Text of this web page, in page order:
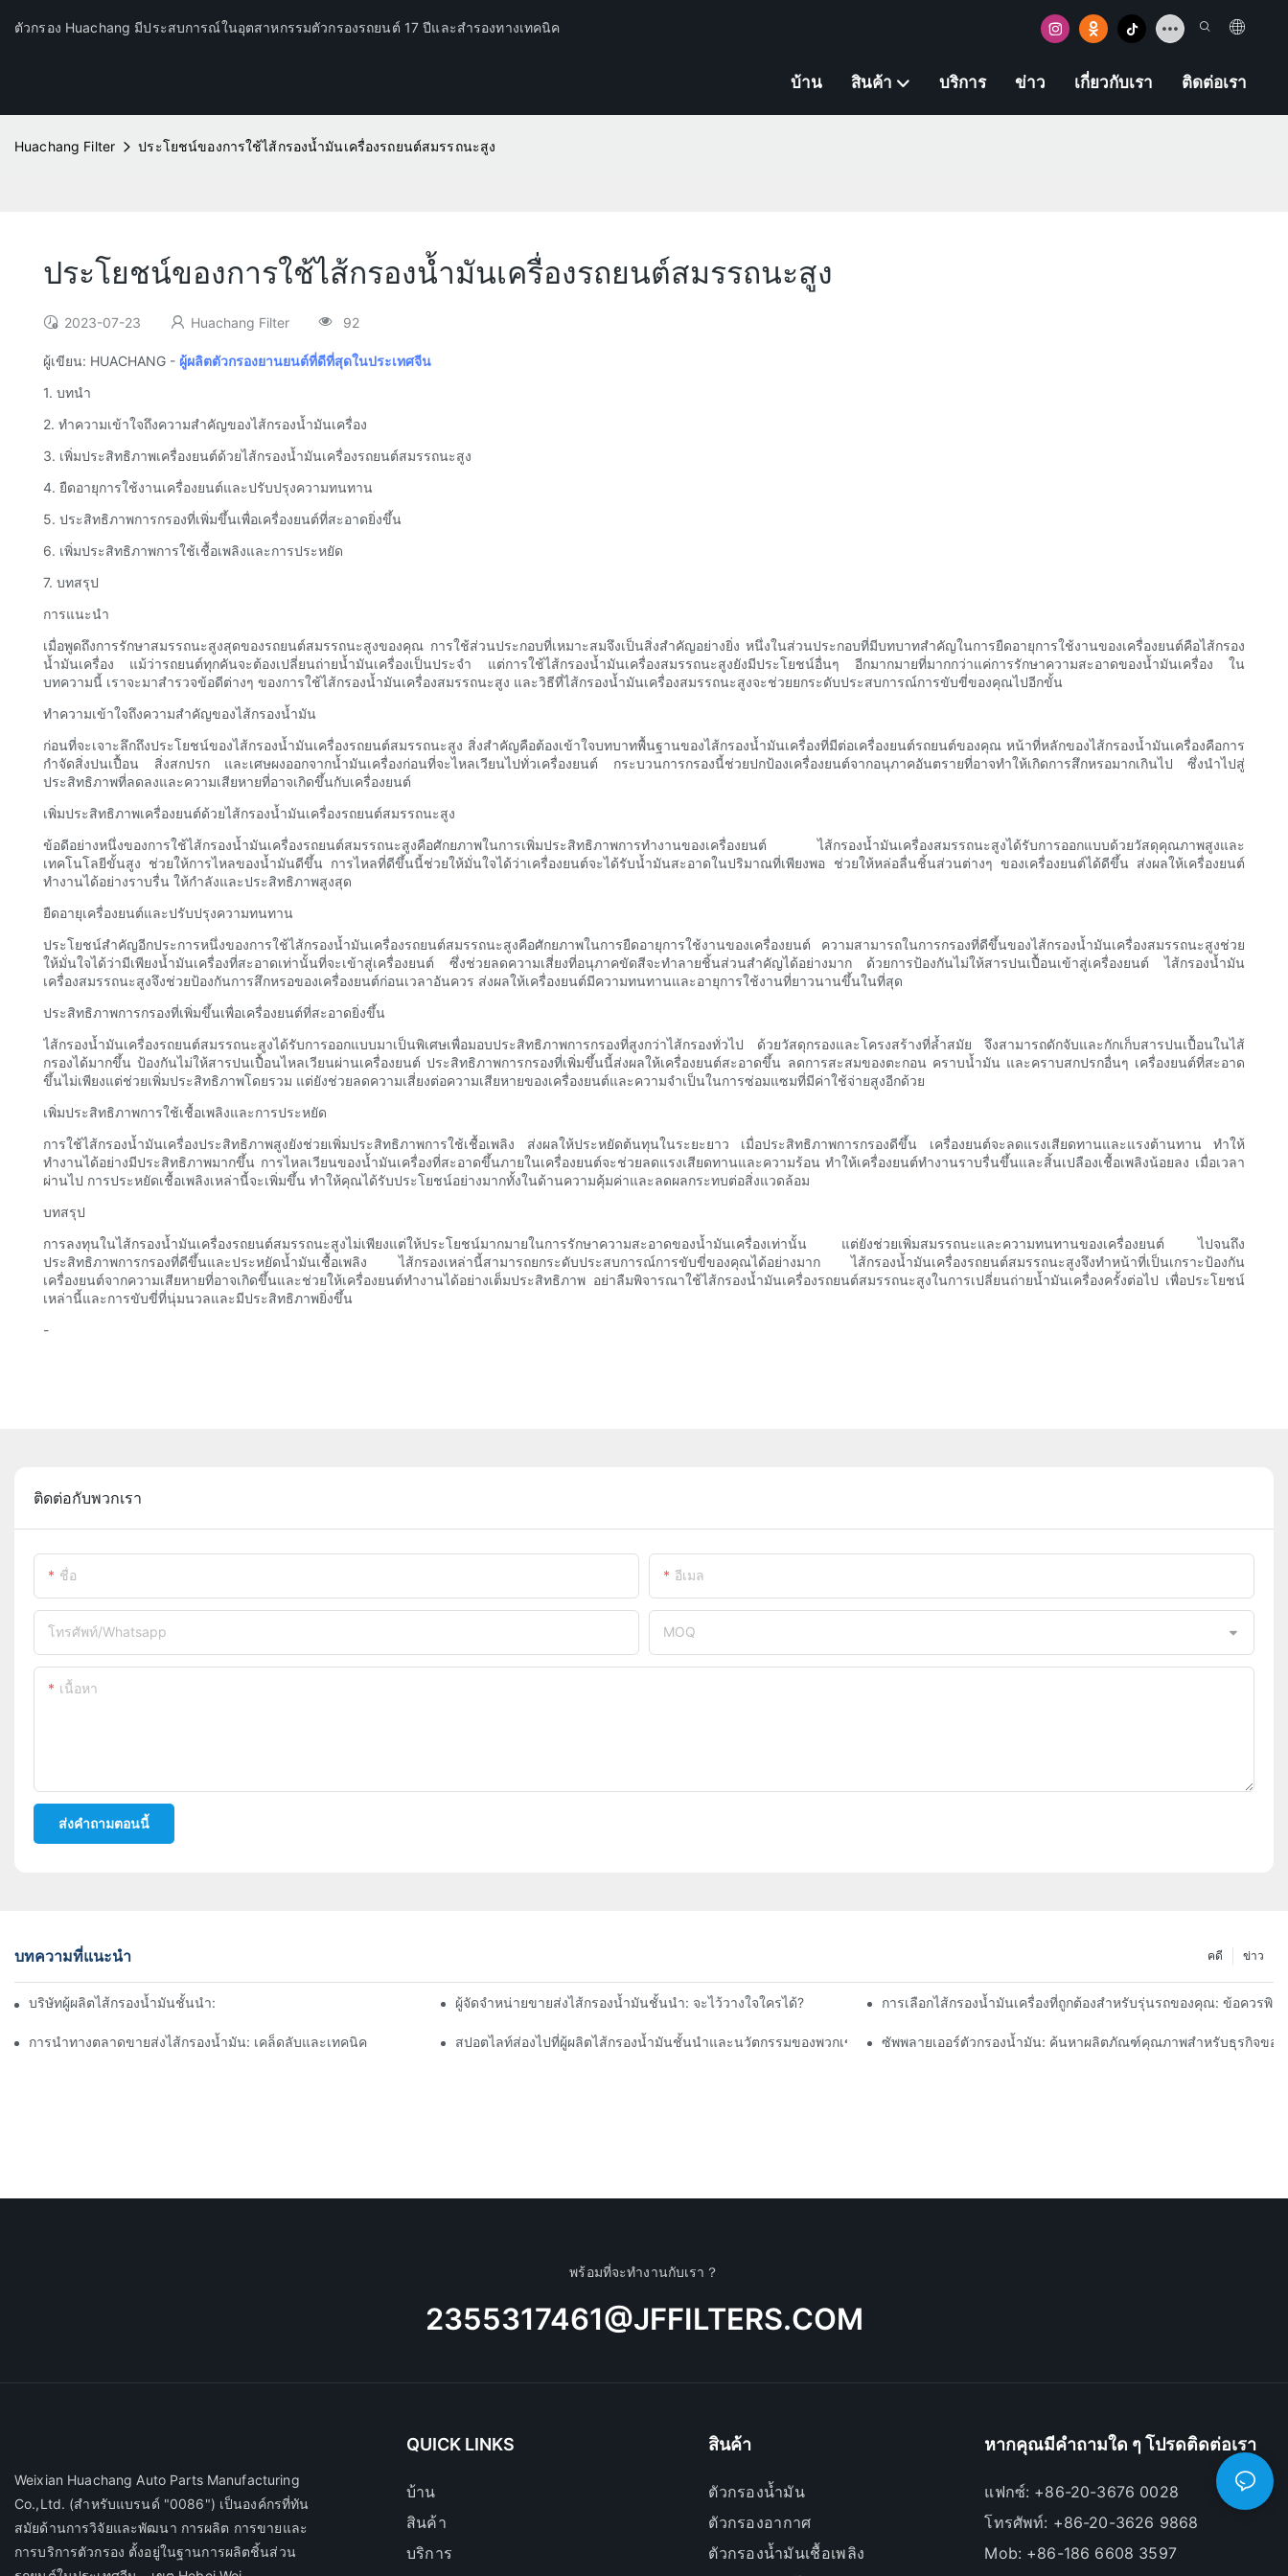
ตัวกรอง Huachang มีประสบการณ์ในอุตสาหกรรมตัวกรองรถยนต์ 17 ปีและสำรองทางเทคนิค
บ้าน สินค้า บริการ ข่าว เกี่ยวกับเรา ติดต่อเรา
Huachang Filter ประโยชน์ของการใช้ไส้กรองน้ำมันเครื่องรถยนต์สมรรถนะสูง
ประโยชน์ของการใช้ไส้กรองน้ำมันเครื่องรถยนต์สมรรถนะสูง
2023-07-23 Huachang Filter 92
ผู้เขียน: HUACHANG - ผู้ผลิตตัวกรองยานยนต์ที่ดีที่สุดในประเทศจีน
1. บทนำ
2. ทำความเข้าใจถึงความสำคัญของไส้กรองน้ำมันเครื่อง
3. เพิ่มประสิทธิภาพเครื่องยนต์ด้วยไส้กรองน้ำมันเครื่องรถยนต์สมรรถนะสูง
4. ยืดอายุการใช้งานเครื่องยนต์และปรับปรุงความทนทาน
5. ประสิทธิภาพการกรองที่เพิ่มขึ้นเพื่อเครื่องยนต์ที่สะอาดยิ่งขึ้น
6. เพิ่มประสิทธิภาพการใช้เชื้อเพลิงและการประหยัด
7. บทสรุป
การแนะนำ
เมื่อพูดถึงการรักษาสมรรถนะสูงสุดของรถยนต์สมรรถนะสูงของคุณ การใช้ส่วนประกอบที่เหมาะสมจึงเป็นสิ่งสำคัญอย่างยิ่ง หนึ่งในส่วนประกอบที่มีบทบาทสำคัญในการยืดอายุการใช้งานของเครื่องยนต์คือไส้กรอง
น้ำมันเครื่อง แม้ว่ารถยนต์ทุกคันจะต้องเปลี่ยนถ่ายน้ำมันเครื่องเป็นประจำ แต่การใช้ไส้กรองน้ำมันเครื่องสมรรถนะสูงยังมีประโยชน์อื่นๆ อีกมากมายที่มากกว่าแค่การรักษาความสะอาดของน้ำมันเครื่อง ใน
บทความนี้ เราจะมาสำรวจข้อดีต่างๆ ของการใช้ไส้กรองน้ำมันเครื่องสมรรถนะสูง และวิธีที่ไส้กรองน้ำมันเครื่องสมรรถนะสูงจะช่วยยกระดับประสบการณ์การขับขี่ของคุณไปอีกขั้น
ทำความเข้าใจถึงความสำคัญของไส้กรองน้ำมัน
ก่อนที่จะเจาะลึกถึงประโยชน์ของไส้กรองน้ำมันเครื่องรถยนต์สมรรถนะสูง สิ่งสำคัญคือต้องเข้าใจบทบาทพื้นฐานของไส้กรองน้ำมันเครื่องที่มีต่อเครื่องยนต์รถยนต์ของคุณ หน้าที่หลักของไส้กรองน้ำมันเครื่องคือการ
กำจัดสิ่งปนเปื้อน สิ่งสกปรก และเศษผงออกจากน้ำมันเครื่องก่อนที่จะไหลเวียนไปทั่วเครื่องยนต์ กระบวนการกรองนี้ช่วยปกป้องเครื่องยนต์จากอนุภาคอันตรายที่อาจทำให้เกิดการสึกหรอมากเกินไป ซึ่งนำไปสู่
ประสิทธิภาพที่ลดลงและความเสียหายที่อาจเกิดขึ้นกับเครื่องยนต์
เพิ่มประสิทธิภาพเครื่องยนต์ด้วยไส้กรองน้ำมันเครื่องรถยนต์สมรรถนะสูง
ข้อดีอย่างหนึ่งของการใช้ไส้กรองน้ำมันเครื่องรถยนต์สมรรถนะสูงคือศักยภาพในการเพิ่มประสิทธิภาพการทำงานของเครื่องยนต์ ไส้กรองน้ำมันเครื่องสมรรถนะสูงได้รับการออกแบบด้วยวัสดุคุณภาพสูงและ
เทคโนโลยีขั้นสูง ช่วยให้การไหลของน้ำมันดีขึ้น การไหลที่ดีขึ้นนี้ช่วยให้มั่นใจได้ว่าเครื่องยนต์จะได้รับน้ำมันสะอาดในปริมาณที่เพียงพอ ช่วยให้หล่อลื่นชิ้นส่วนต่างๆ ของเครื่องยนต์ได้ดีขึ้น ส่งผลให้เครื่องยนต์
ทำงานได้อย่างราบรื่น ให้กำลังและประสิทธิภาพสูงสุด
ยืดอายุเครื่องยนต์และปรับปรุงความทนทาน
ประโยชน์สำคัญอีกประการหนึ่งของการใช้ไส้กรองน้ำมันเครื่องรถยนต์สมรรถนะสูงคือศักยภาพในการยืดอายุการใช้งานของเครื่องยนต์ ความสามารถในการกรองที่ดีขึ้นของไส้กรองน้ำมันเครื่องสมรรถนะสูงช่วย
ให้มั่นใจได้ว่ามีเพียงน้ำมันเครื่องที่สะอาดเท่านั้นที่จะเข้าสู่เครื่องยนต์ ซึ่งช่วยลดความเสี่ยงที่อนุภาคขัดสีจะทำลายชิ้นส่วนสำคัญได้อย่างมาก ด้วยการป้องกันไม่ให้สารปนเปื้อนเข้าสู่เครื่องยนต์ ไส้กรองน้ำมัน
เครื่องสมรรถนะสูงจึงช่วยป้องกันการสึกหรอของเครื่องยนต์ก่อนเวลาอันควร ส่งผลให้เครื่องยนต์มีความทนทานและอายุการใช้งานที่ยาวนานขึ้นในที่สุด
ประสิทธิภาพการกรองที่เพิ่มขึ้นเพื่อเครื่องยนต์ที่สะอาดยิ่งขึ้น
ไส้กรองน้ำมันเครื่องรถยนต์สมรรถนะสูงได้รับการออกแบบมาเป็นพิเศษเพื่อมอบประสิทธิภาพการกรองที่สูงกว่าไส้กรองทั่วไป ด้วยวัสดุกรองและโครงสร้างที่ล้ำสมัย จึงสามารถดักจับและกักเก็บสารปนเปื้อนในไส้
กรองได้มากขึ้น ป้องกันไม่ให้สารปนเปื้อนไหลเวียนผ่านเครื่องยนต์ ประสิทธิภาพการกรองที่เพิ่มขึ้นนี้ส่งผลให้เครื่องยนต์สะอาดขึ้น ลดการสะสมของตะกอน คราบน้ำมัน และคราบสกปรกอื่นๆ เครื่องยนต์ที่สะอาด
ขึ้นไม่เพียงแต่ช่วยเพิ่มประสิทธิภาพโดยรวม แต่ยังช่วยลดความเสี่ยงต่อความเสียหายของเครื่องยนต์และความจำเป็นในการซ่อมแซมที่มีค่าใช้จ่ายสูงอีกด้วย
เพิ่มประสิทธิภาพการใช้เชื้อเพลิงและการประหยัด
การใช้ไส้กรองน้ำมันเครื่องประสิทธิภาพสูงยังช่วยเพิ่มประสิทธิภาพการใช้เชื้อเพลิง ส่งผลให้ประหยัดต้นทุนในระยะยาว เมื่อประสิทธิภาพการกรองดีขึ้น เครื่องยนต์จะลดแรงเสียดทานและแรงต้านทาน ทำให้
ทำงานได้อย่างมีประสิทธิภาพมากขึ้น การไหลเวียนของน้ำมันเครื่องที่สะอาดขึ้นภายในเครื่องยนต์จะช่วยลดแรงเสียดทานและความร้อน ทำให้เครื่องยนต์ทำงานราบรื่นขึ้นและสิ้นเปลืองเชื้อเพลิงน้อยลง เมื่อเวลา
ผ่านไป การประหยัดเชื้อเพลิงเหล่านี้จะเพิ่มขึ้น ทำให้คุณได้รับประโยชน์อย่างมากทั้งในด้านความคุ้มค่าและลดผลกระทบต่อสิ่งแวดล้อม
บทสรุป
การลงทุนในไส้กรองน้ำมันเครื่องรถยนต์สมรรถนะสูงไม่เพียงแต่ให้ประโยชน์มากมายในการรักษาความสะอาดของน้ำมันเครื่องเท่านั้น แต่ยังช่วยเพิ่มสมรรถนะและความทนทานของเครื่องยนต์ ไปจนถึง
ประสิทธิภาพการกรองที่ดีขึ้นและประหยัดน้ำมันเชื้อเพลิง ไส้กรองเหล่านี้สามารถยกระดับประสบการณ์การขับขี่ของคุณได้อย่างมาก ไส้กรองน้ำมันเครื่องรถยนต์สมรรถนะสูงจึงทำหน้าที่เป็นเกราะป้องกัน
เครื่องยนต์จากความเสียหายที่อาจเกิดขึ้นและช่วยให้เครื่องยนต์ทำงานได้อย่างเต็มประสิทธิภาพ อย่าลืมพิจารณาใช้ไส้กรองน้ำมันเครื่องรถยนต์สมรรถนะสูงในการเปลี่ยนถ่ายน้ำมันเครื่องครั้งต่อไป เพื่อประโยชน์
เหล่านี้และการขับขี่ที่นุ่มนวลและมีประสิทธิภาพยิ่งขึ้น
-
ติดต่อกับพวกเรา
ชื่อ อีเมล
โทรศัพท์/whatsapp MOQ
เนื้อหา
ส่งคำถามตอนนี้
บทความที่แนะนำ ข่าว
คดี
บริษัทผู้ผลิตไส้กรองน้ำมันชั้นนำ: ภาพรวมที่ครอบคลุม ผู้จัดจำหน่ายขายส่งไส้กรองน้ำมันชั้นนำ: จะไว้วางใจใครได้? การเลือกไส้กรองน้ำมันเครื่องที่ถูกต้องสำหรับรุ่นรถของคุณ: ข้อควรพิ
การนำทางตลาดขายส่งไส้กรองน้ำมัน: เคล็ดลับและเทคนิค สปอตไลท์ส่องไปที่ผู้ผลิตไส้กรองน้ำมันชั้นนำและนวัตกรรมของพวกเขา ซัพพลายเออร์ตัวกรองน้ำมัน: ค้นหาผลิตภัณฑ์คุณภาพสำหรับธุรกิจขอ
พร้อมที่จะทำงานกับเรา？
2355317461@JFFILTERS.COM
Weixian Huachang Auto Parts Manufacturing
Co.,Ltd. (สำหรับแบรนด์ "0086") เป็นองค์กรที่ทัน
สมัยด้านการวิจัยและพัฒนา การผลิต การขายและ
การบริการตัวกรอง ตั้งอยู่ในฐานการผลิตชิ้นส่วน
QUICK LINKS
บ้าน
สินค้า
บริการ
สินค้า
ตัวกรองน้ำมัน
ตัวกรองอากาศ
ตัวกรองน้ำมันเชื้อเพลิง
หากคุณมีคำถามใด ๆ โปรดติดต่อเรา
แฟกซ์: +86-20-3676 0028
โทรศัพท์: +86-20-3626 9868
Mob: +86-186 6608 3597